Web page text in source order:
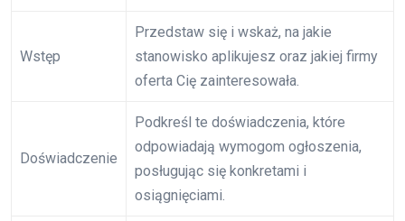
Wstęp
Przedstaw się i wskaż, na jakie
stanowisko aplikujesz oraz jakiej firmy
oferta Cię zainteresowała.
Doświadczenie
Podkreśl te doświadczenia, które
odpowiadają wymogom ogłoszenia,
posługując się konkretami i
osiągnięciami.